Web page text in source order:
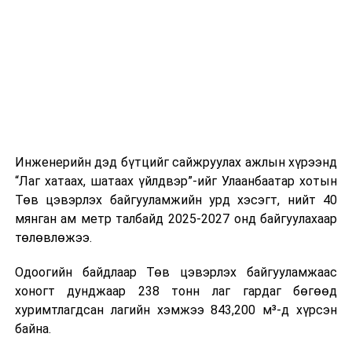
өдөр тутмын ажлын бэлэн байдлыг хангах зэрэг
практик ур чадварыг сургалтын хөтөлбөрт тусгажээ.
Сургалтыг танилцуулах лекц, асуулт-хариулт,
жишээнд суурилсан сургалт, багаар ажиллах дасгал,
танилцах, онцгой нөхцөлд ажиллах дадлага зэрэг
онол, практик хосолсон хэлбэрээр зохион байгуулж
байна.
Инженерийн дэд бүтцийг сайжруулах ажлын хүрээнд
“Лаг хатаах, шатаах үйлдвэр”-ийг Улаанбаатар хотын
Төв цэвэрлэх байгууламжийн урд хэсэгт, нийт 40
мянган ам метр талбайд 2025-2027 онд байгуулахаар
төлөвлөжээ.
Одоогийн байдлаар Төв цэвэрлэх байгууламжаас
хоногт дунджаар 238 тонн лаг гардаг бөгөөд
хуримтлагдсан лагийн хэмжээ 843,200 м³-д хүрсэн
байна.